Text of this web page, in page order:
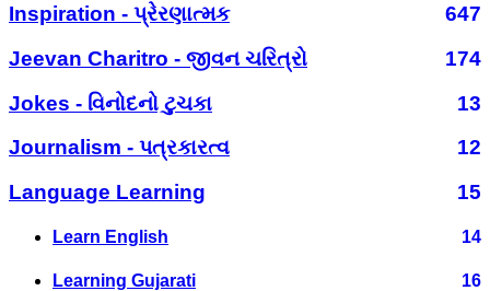
Inspiration - પ્રેરણાત્મક
647
Jeevan Charitro - જીવન ચરિત્રો
174
Jokes - વિનોદનો ટુચકા
13
Journalism - પત્રકારત્વ
12
Language Learning
15
Learn English 14
Learning Gujarati 16